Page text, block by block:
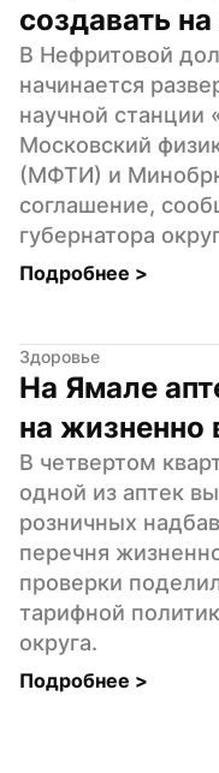
создавать
В Нефритовой
начинается
научной
Московский
(МФТИ) и
соглашение,
губернатора
Подробнее >
Здоровье
На Ямале
на жизненно
В четвертом
одной из аптек
розничных
перечня
проверки
тарифной
округа.
Подробнее >